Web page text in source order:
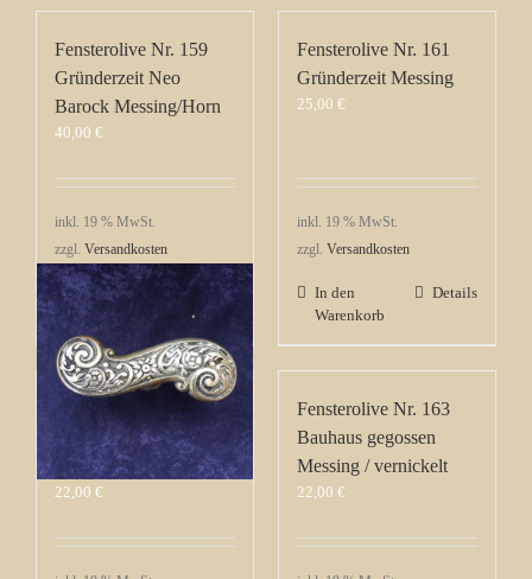
Fensterolive Nr. 159
Gründerzeit Neo
Barock Messing/Horn
40,00 €
inkl. 19 % MwSt.
zzgl. Versandkosten
In den
Warenkorb
Details
Fensterolive Nr. 161
Gründerzeit Messing
25,00 €
inkl. 19 % MwSt.
zzgl. Versandkosten
In den
Warenkorb
Details
Fensterolive Nr. 162
Jugendstil Messing mit
Blumen Ornament
22,00 €
Fensterolive Nr. 163
Bauhaus gegossen
Messing / vernickelt
22,00 €